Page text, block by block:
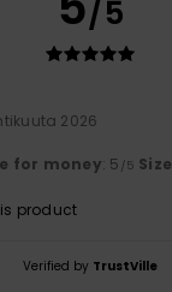
/5
2026
for money: 5 /5 Size
product
Verified by TrustVille